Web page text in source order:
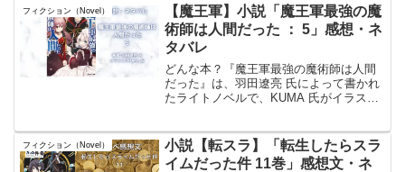
指す少女エマが、最上位騎士マリーの指
導を受けながら成長...
フィクション（Novel）
【魔王軍】小説「魔王軍最強の魔
術師は人間だった ： 5」感想・ネ
タバレ
どんな本？『魔王軍最強の魔術師は人間
だった』は、羽田遼亮 氏によって書かれ
たライトノベルで、KUMA 氏がイラスト
ジーとなった。物語は、魔王軍第七軍団
に所属する不死旅団...
フィクション（Novel）
小説【転スラ】「転生したらスラ
イムだった件 11巻」感想文・ネ